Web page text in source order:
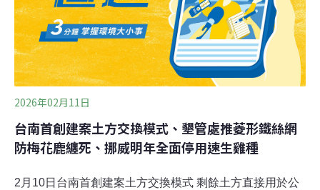
2026年02月11日
台南首創建案土方交換模式、墾管處推菱形鐵絲網
防梅花鹿纏死、挪威明年全面停用速生雞種
2月10日台南首創建案土方交換模式 剩餘土方直接用於公